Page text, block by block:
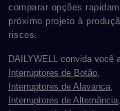
comparar opções
próximo projeto à
riscos.
DAILYWELL convida você
Interruptores de Botão,
Interruptores de Alavanca,
Interruptores de Alternância,